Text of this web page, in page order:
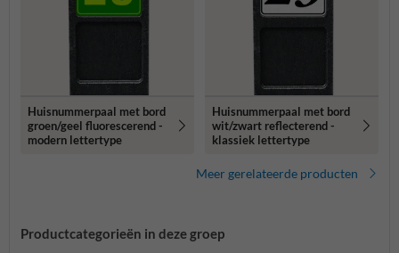
Huisnummerpaal met bord
groen/geel fluorescerend -
modern lettertype
Huisnummerpaal met bord
wit/zwart reflecterend -
klassiek lettertype
Meer gerelateerde producten
Productcategorieën in deze groep